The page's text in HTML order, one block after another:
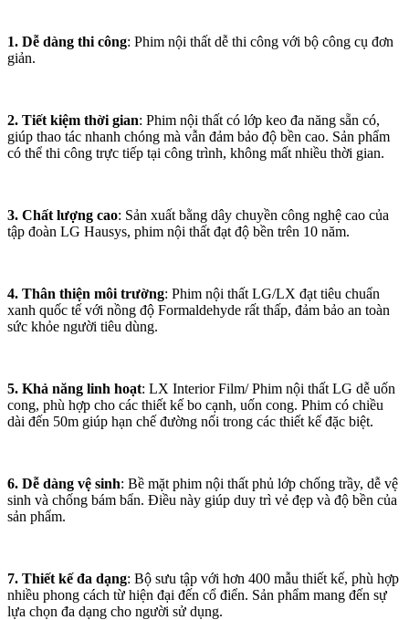
1. Dễ dàng thi công: Phim nội thất dễ thi công với bộ công cụ đơn
giản.
2. Tiết kiệm thời gian: Phim nội thất có lớp keo đa năng sẵn có,
giúp thao tác nhanh chóng mà vẫn đảm bảo độ bền cao. Sản phẩm
có thể thi công trực tiếp tại công trình, không mất nhiều thời gian.
3. Chất lượng cao: Sản xuất bằng dây chuyền công nghệ cao của
tập đoàn LG Hausys, phim nội thất đạt độ bền trên 10 năm.
4. Thân thiện môi trường: Phim nội thất LG/LX đạt tiêu chuẩn
xanh quốc tế với nồng độ Formaldehyde rất thấp, đảm bảo an toàn
sức khỏe người tiêu dùng.
5. Khả năng linh hoạt: LX Interior Film/ Phim nội thất LG dễ uốn
cong, phù hợp cho các thiết kế bo cạnh, uốn cong. Phim có chiều
dài đến 50m giúp hạn chế đường nối trong các thiết kế đặc biệt.
6. Dễ dàng vệ sinh: Bề mặt phim nội thất phủ lớp chống trầy, dễ vệ
sinh và chống bám bẩn. Điều này giúp duy trì vẻ đẹp và độ bền của
sản phẩm.
7. Thiết kế đa dạng: Bộ sưu tập với hơn 400 mẫu thiết kế, phù hợp
nhiều phong cách từ hiện đại đến cổ điển. Sản phẩm mang đến sự
lựa chọn đa dạng cho người sử dụng.